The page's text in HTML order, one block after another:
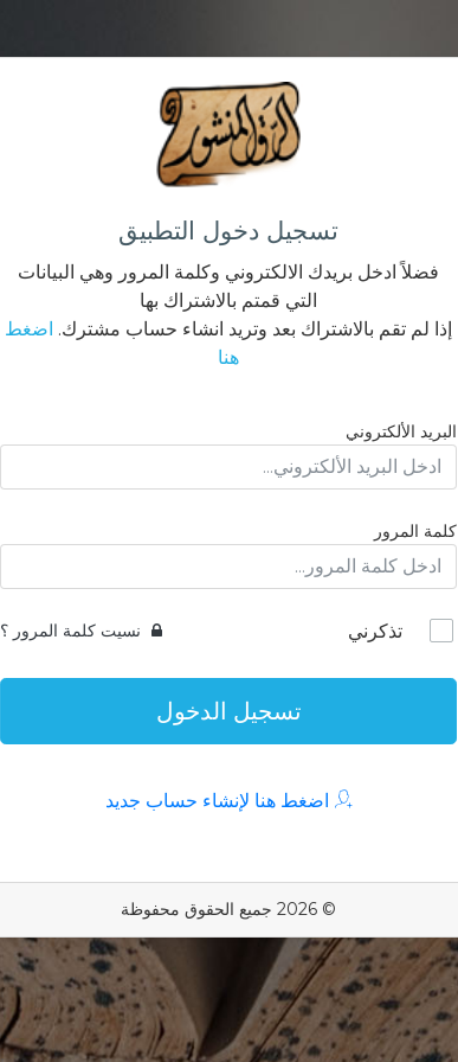
تسجيل دخول التطبيق
فضلاً ادخل بريدك الالكتروني وكلمة المرور وهي البيانات
التي قمتم بالاشتراك بها
إذا لم تقم بالاشتراك بعد وتريد انشاء حساب مشترك. اضغط
هنا
البريد الألكتروني
كلمة المرور
تذكرني نسيت كلمة المرور ؟
تسجيل الدخول
اضغط هنا لإنشاء حساب جديد
© 2026 جميع الحقوق محفوظة